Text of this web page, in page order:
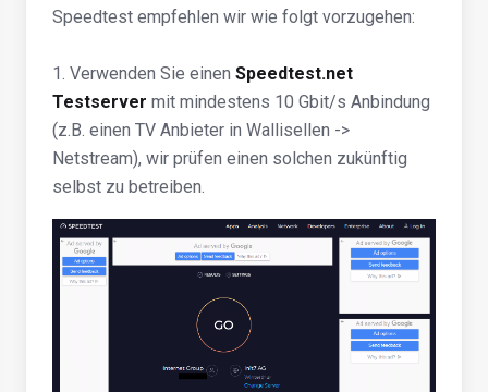
Speedtest empfehlen wir wie folgt vorzugehen:
1. Verwenden Sie einen Speedtest.net
Testserver mit mindestens 10 Gbit/s Anbindung
(z.B. einen TV Anbieter in Wallisellen ->
Netstream), wir prüfen einen solchen zukünftig
selbst zu betreiben.